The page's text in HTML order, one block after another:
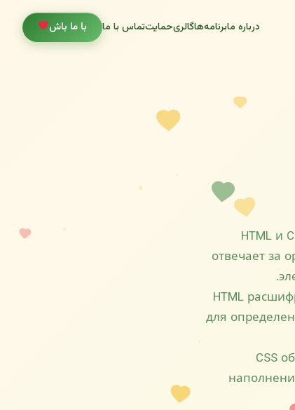
درباره مابرنامه‌هاگالریحمایتتماس با ما با ما باش
HTML и
отвечает за
HTML
для
CSS